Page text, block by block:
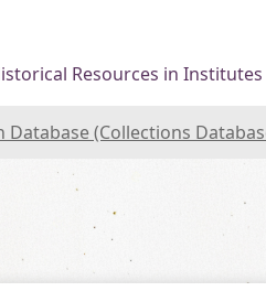
Resources in Institutes
Database (Collections